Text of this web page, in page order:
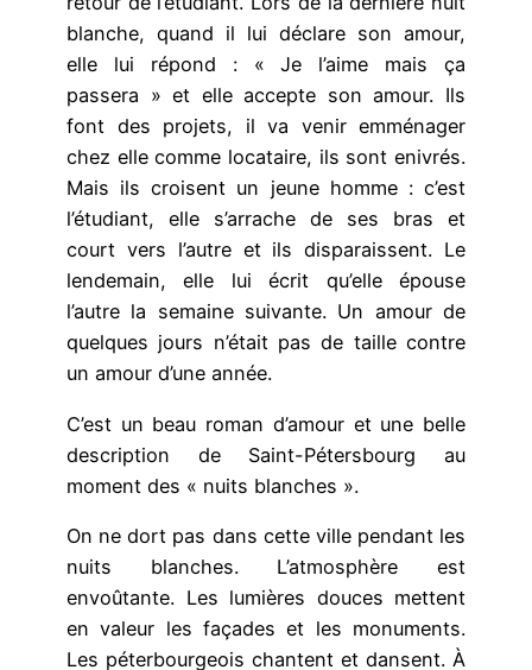
blanche, quand il lui déclare son amour,
elle lui répond : « Je l’aime mais ça
passera » et elle accepte son amour. Ils
font des projets, il va venir emménager
chez elle comme locataire, ils sont enivrés.
Mais ils croisent un jeune homme : c’est
l’étudiant, elle s’arrache de ses bras et
court vers l’autre et ils disparaissent. Le
lendemain, elle lui écrit qu’elle épouse
l’autre la semaine suivante. Un amour de
quelques jours n’était pas de taille contre
un amour d’une année.
C’est un beau roman d’amour et une belle
description de Saint-Pétersbourg au
moment des « nuits blanches ».
On ne dort pas dans cette ville pendant les
nuits blanches. L’atmosphère est
envoûtante. Les lumières douces mettent
en valeur les façades et les monuments.
Les péterbourgeois chantent et dansent. À